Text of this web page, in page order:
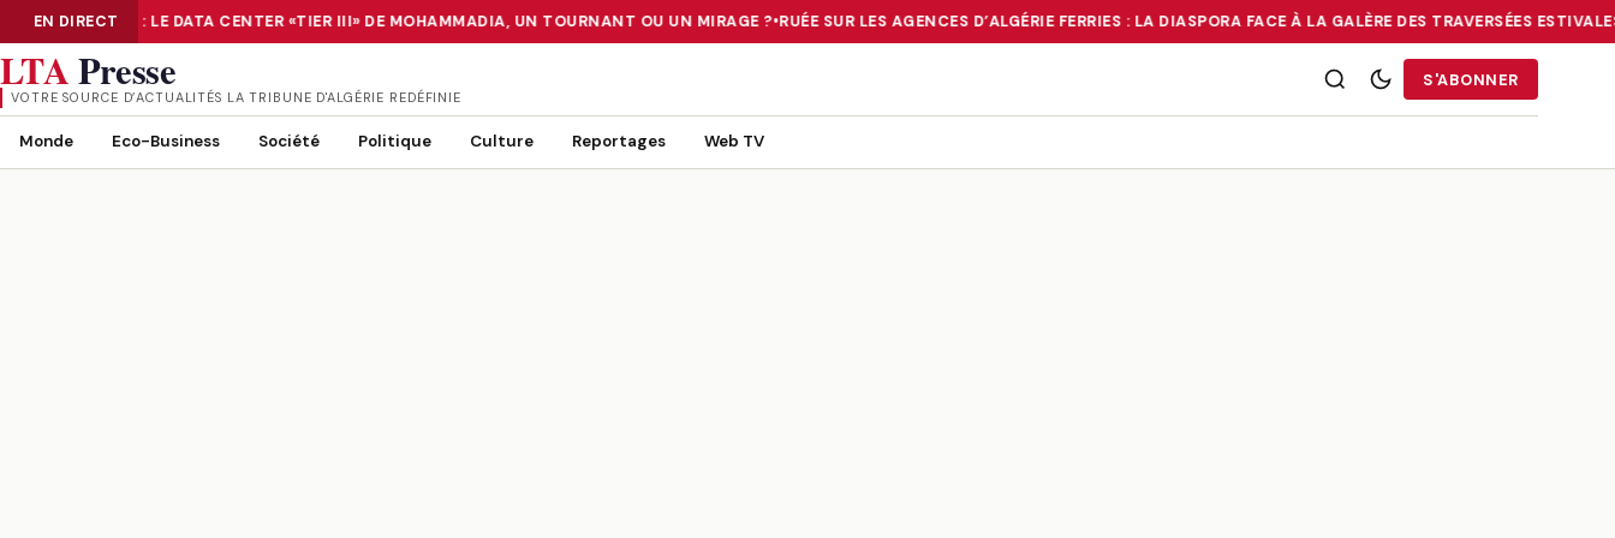
EN DIRECT
NUMÉRISATION : LE DATA CENTER «TIER III» DE MOHAMMADIA, UN TOURNANT OU UN MIRAGE ? •RUÉE SUR LES AGENCES D’ALGÉRIE FERRIES : LA DIASPORA FACE À LA GALÈRE DES TRAVERSÉES ESTIVALES
NUMÉRISATION : LE DATA CENTER «TIER III» DE MOHAMMADIA, UN TOURNANT OU UN MIRAGE ?• RUÉE SUR LES AGENCES D’ALGÉRIE FERRIES : LA DIASPORA FACE À LA GALÈRE DES TRAVERSÉES
LTAPresse
VOTRE SOURCE D’ACTUALITÉS LA TRIBUNE D'ALGÉRIE REDÉFINIE
S'ABONNER
Monde Eco-Business Société Politique Culture Reportages Web TV